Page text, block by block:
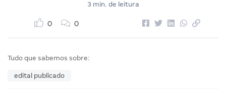
3 min. de leitura
0 0
Tudo que sabemos sobre:
edital publicado